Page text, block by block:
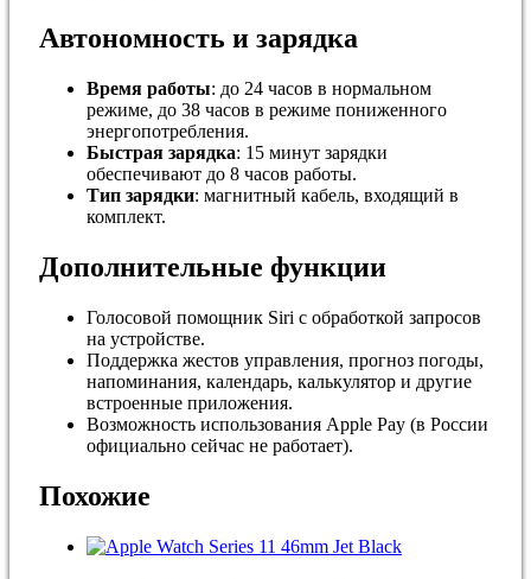
Автономность и зарядка
Время работы: до 24 часов в нормальном
режиме, до 38 часов в режиме пониженного
энергопотребления.
Быстрая зарядка: 15 минут зарядки
обеспечивают до 8 часов работы.
Тип зарядки: магнитный кабель, входящий в
комплект.
Дополнительные функции
Голосовой помощник Siri с обработкой запросов
на устройстве.
Поддержка жестов управления, прогноз погоды,
напоминания, календарь, калькулятор и другие
встроенные приложения.
Возможность использования Apple Pay (в России
официально сейчас не работает).
Похожие